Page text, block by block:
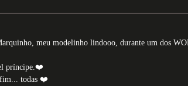
meu modelinho lindooo, durante um dos
príncipe.❤️
todas ❤️